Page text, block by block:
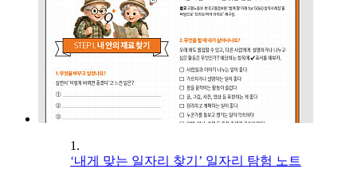
1.
‘내게 맞는 일자리 찾기’ 일자리 탐험 노트